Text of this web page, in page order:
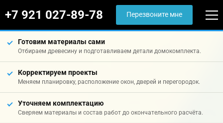
+7 921 027-89-78 Перезвоните мне
Готовим материалы сами
Отбираем древесину и подготавливаем детали домокомплекта.
Корректируем проекты
Меняем планировку, расположение окон, дверей и перегородок.
Уточняем комплектацию
Сверяем материалы и состав работ до окончательного расчёта.